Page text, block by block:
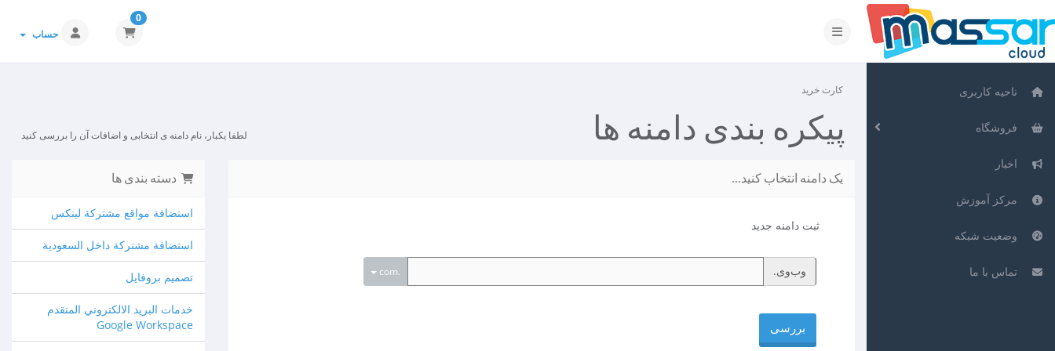
تغییر وضعیت ناوبری
0
حساب
ناحیه کاربری
فروشگاه
اخبار
مرکز آموزش
وضعیت شبکه
تماس با ما
کارت خرید
پیکره بندی دامنه ها لطفا یکبار، نام دامنه ی انتخابی و اضافات آن را بررسی کنید
یک دامنه انتخاب کنید...
ثبت دامنه جدید
وب‌وی. .com
بررسی
دسته بندی ها
استضافة مواقع مشتركة لينكس
استضافة مشتركة داخل السعودية
تصميم بروفايل
خدمات البريد الالكتروني المتقدم
Google Workspace